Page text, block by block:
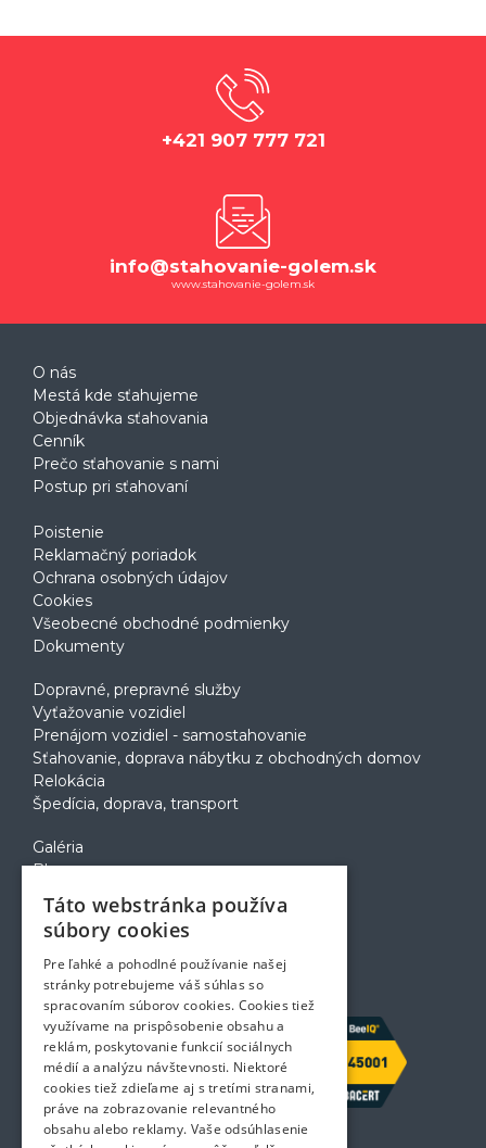
+421 907 777 721
info@stahovanie-golem.sk
www.stahovanie-golem.sk
O nás
Mestá kde sťahujeme
Objednávka sťahovania
Cenník
Prečo sťahovanie s nami
Postup pri sťahovaní
Poistenie
Reklamačný poriadok
Ochrana osobných údajov
Cookies
Všeobecné obchodné podmienky
Dokumenty
Dopravné, prepravné služby
Vyťažovanie vozidiel
Prenájom vozidiel - samostahovanie
Sťahovanie, doprava nábytku z obchodných domov
Relokácia
Špedícia, doprava, transport
Galéria
Blog
Voľné pozície
Zapožičanie krabíc
Rady a tipy pri sťahovaní
Prepravný poriadok
Kontakt
Táto webstránka používa
súbory cookies
Pre ľahké a pohodlné používanie našej
stránky potrebujeme váš súhlas so
spracovaním súborov cookies. Cookies tiež
využívame na prispôsobenie obsahu a
reklám, poskytovanie funkcií sociálnych
médií a analýzu návštevnosti. Niektoré
cookies tiež zdieľame aj s tretími stranami,
práve na zobrazovanie relevantného
obsahu alebo reklamy. Vaše odsúhlasenie